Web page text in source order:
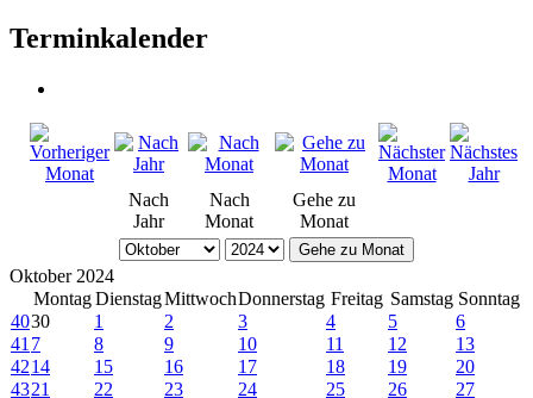
Terminkalender
Nach
Jahr
Nach
Monat
Gehe zu
Monat
Gehe zu Monat
Oktober 2024
Montag DienstagMittwochDonnerstag Freitag Samstag Sonntag
4030 1 2 3 4 5
6
41 7 8 9 10 11 12
13
4214 15 16 17 18 19
20
4321 22 23 24 25 26
27